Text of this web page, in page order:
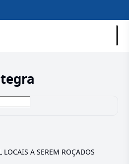
A SEREM ROÇADOS